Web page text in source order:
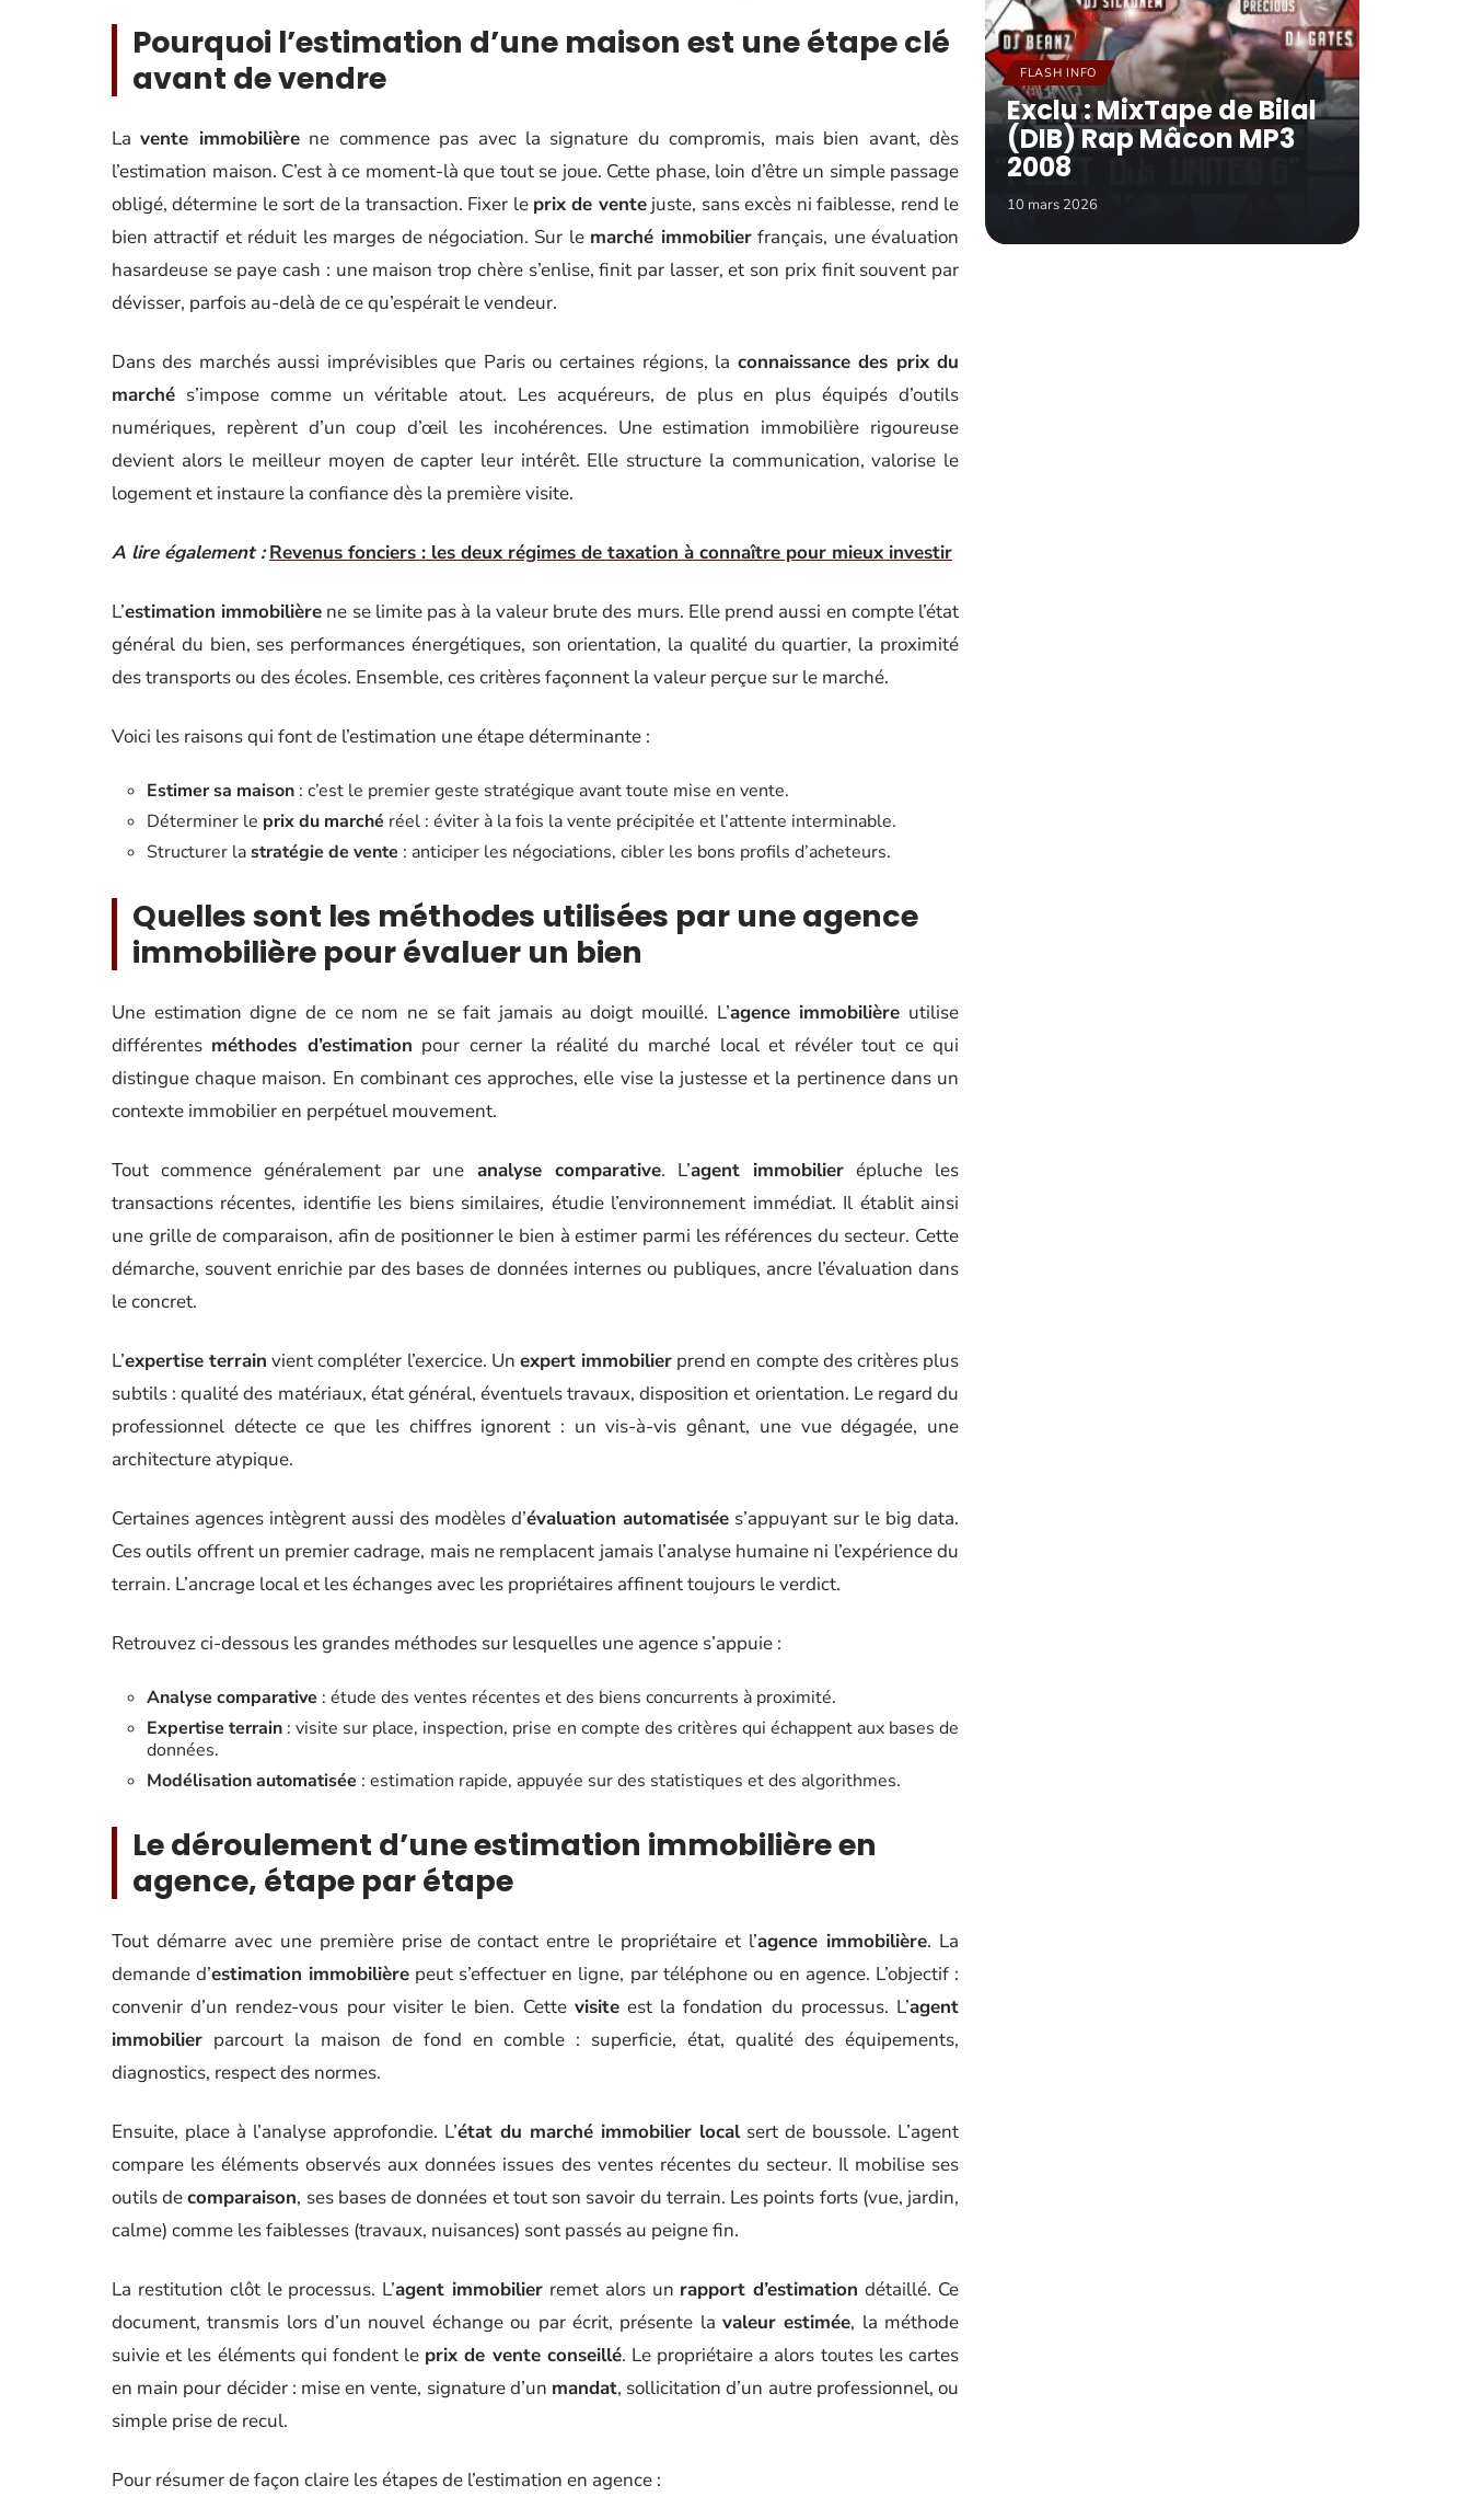
Pourquoi l’estimation d’une maison est une étape clé
avant de vendre
Lavente immobilièrene commence pas avec la signature du compromis, mais bien avant, dès
l’estimation maison. C’est à ce moment-là que tout se joue. Cette phase, loin d’être un simple passage
obligé, détermine le sort de la transaction. Fixer le prix de ventejuste, sans excès ni faiblesse, rend le
bien attractif et réduit les marges de négociation. Sur le marché immobilierfrançais, une évaluation
hasardeuse se paye cash : une maison trop chère s’enlise, finit par lasser, et son prix finit souvent par
dévisser, parfois au-delà de ce qu’espérait le vendeur.
Dans des marchés aussi imprévisibles que Paris ou certaines régions, la connaissance des prix du
marché s’impose comme un véritable atout. Les acquéreurs, de plus en plus équipés d’outils
numériques, repèrent d’un coup d’œil les incohérences. Une estimation immobilière rigoureuse
devient alors le meilleur moyen de capter leur intérêt. Elle structure la communication, valorise le
logement et instaure la confiance dès la première visite.
A lire également : Revenus fonciers : les deux régimes de taxation à connaître pour mieux investir
L’estimation immobilière ne se limite pas à la valeur brute des murs. Elle prend aussi en compte l’état
général du bien, ses performances énergétiques, son orientation, la qualité du quartier, la proximité
des transports ou des écoles. Ensemble, ces critères façonnent la valeur perçue sur le marché.
Voici les raisons qui font de l’estimation une étape déterminante :
Estimer sa maison : c’est le premier geste stratégique avant toute mise en vente.
Déterminer le prix du marché réel : éviter à la fois la vente précipitée et l’attente interminable.
Structurer lastratégie de vente : anticiper les négociations, cibler les bons profils d’acheteurs.
Quelles sont les méthodes utilisées par une agence
immobilière pour évaluer un bien
Une estimation digne de ce nom ne se fait jamais au doigt mouillé. L’agence immobilière utilise
différentes méthodes d’estimation pour cerner la réalité du marché local et révéler tout ce qui
distingue chaque maison. En combinant ces approches, elle vise la justesse et la pertinence dans un
contexte immobilier en perpétuel mouvement.
Tout commence généralement par une analyse comparative. L’agent immobilierépluche les
transactions récentes, identifie les biens similaires, étudie l’environnement immédiat. Il établit ainsi
une grille de comparaison, afin de positionner le bien à estimer parmi les références du secteur. Cette
démarche, souvent enrichie par des bases de données internes ou publiques, ancre l’évaluation dans
le concret.
L’expertise terrain vient compléter l’exercice. Un expert immobilier prend en compte des critères plus
subtils : qualité des matériaux, état général, éventuels travaux, disposition et orientation. Le regard du
professionnel détecte ce que les chiffres ignorent : un vis-à-vis gênant, une vue dégagée, une
architecture atypique.
Certaines agences intègrent aussi des modèles d’évaluation automatisée s’appuyant sur le big data.
Ces outils offrent un premier cadrage, mais ne remplacent jamais l’analyse humaine ni l’expérience du
terrain. L’ancrage local et les échanges avec les propriétaires affinent toujours le verdict.
Retrouvez ci-dessous les grandes méthodes sur lesquelles une agence s’appuie :
Analyse comparative : étude des ventes récentes et des biens concurrents à proximité.
Expertise terrain : visite sur place, inspection, prise en compte des critères qui échappent aux bases de
données.
Modélisation automatisée : estimation rapide, appuyée sur des statistiques et des algorithmes.
Le déroulement d’une estimation immobilière en
agence, étape par étape
Tout démarre avec une première prise de contact entre le propriétaire et l’agence immobilière. La
demande d’estimation immobilière peut s’effectuer en ligne, par téléphone ou en agence. L’objectif :
convenir d’un rendez-vous pour visiter le bien. Cette visiteest la fondation du processus. L’agent
immobilier parcourt la maison de fond en comble : superficie, état, qualité des équipements,
diagnostics, respect des normes.
Ensuite, place à l’analyse approfondie. L’état du marché immobilier localsert de boussole. L’agent
compare les éléments observés aux données issues des ventes récentes du secteur. Il mobilise ses
outils decomparaison, ses bases de données et tout son savoir du terrain. Les points forts (vue, jardin,
calme) comme les faiblesses (travaux, nuisances) sont passés au peigne fin.
La restitution clôt le processus. L’agent immobilier remet alors un rapport d’estimation détaillé. Ce
document, transmis lors d’un nouvel échange ou par écrit, présente la valeur estimée, la méthode
suivie et les éléments qui fondent le prix de vente conseillé. Le propriétaire a alors toutes les cartes
en main pour décider : mise en vente, signature d’un mandat, sollicitation d’un autre professionnel, ou
simple prise de recul.
Pour résumer de façon claire les étapes de l’estimation en agence :
FLASH INFO
Exclu : MixTape de Bilal
(DIB) Rap Mâcon MP3
2008
10 mars 2026